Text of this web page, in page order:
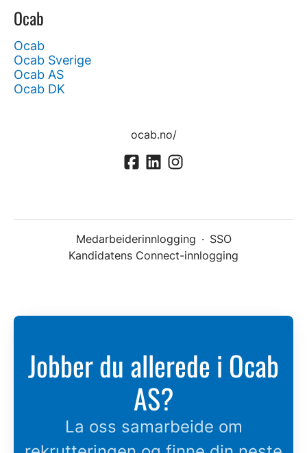
Ocab
Ocab
Ocab Sverige
Ocab AS
Ocab DK
ocab.no/
Medarbeiderinnlogging · SSO
Kandidatens Connect-innlogging
Jobber du allerede i Ocab
AS?
La oss samarbeide om